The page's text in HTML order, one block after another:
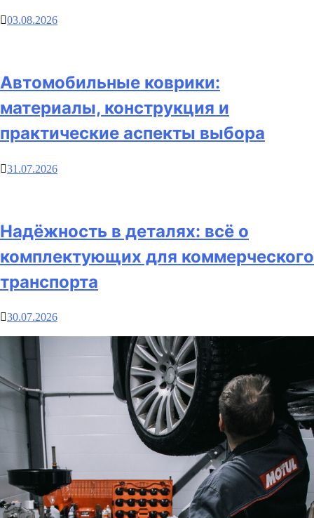
03.08.2026
Автомобильные коврики:
материалы, конструкция и
практические аспекты выбора
31.07.2026
Надёжность в деталях: всё о
комплектующих для коммерческого
транспорта
30.07.2026